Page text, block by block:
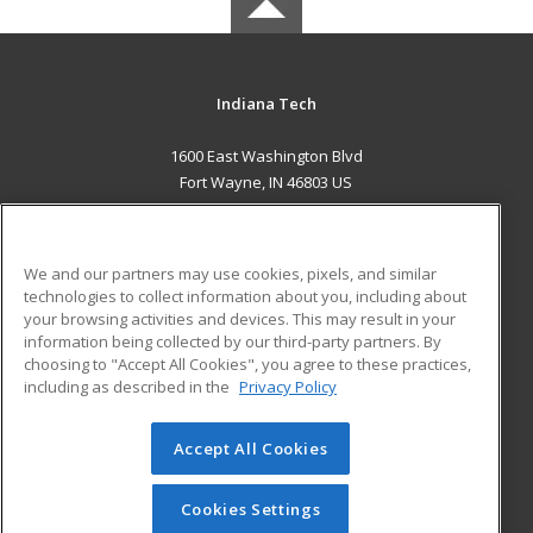
Indiana Tech
1600 East Washington Blvd
Fort Wayne, IN 46803 US
ADDITIONAL RESOURCES
Military
Financial Assistance
Help
Student Blog
© 2026 ed2go, a division of Cengage Learning. All rights
reserved. The material on this site cannot be reproduced or
redistributed unless you have obtained prior written
We and our partners may use cookies, pixels, and similar
technologies to collect information about you, including about
your browsing activities and devices. This may result in your
information being collected by our third-party partners. By
choosing to "Accept All Cookies", you agree to these practices,
including as described in the Privacy Policy
Accept All Cookies
Cookies Settings